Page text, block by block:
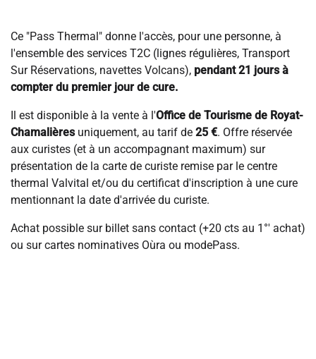
Ce "Pass Thermal" donne l'accès, pour une personne, à
l'ensemble des services T2C (lignes régulières, Transport
Sur Réservations, navettes Volcans), pendant 21 jours à
compter du premier jour de cure.
Il est disponible à la vente à l'Office de Tourisme de Royat-
Chamalièresuniquement, au tarif de 25 €. Offre réservée
aux curistes (et à un accompagnant maximum) sur
présentation de la carte de curiste remise par le centre
thermal Valvital et/ou du certificat d'inscription à une cure
mentionnant la date d'arrivée du curiste.
Achat possible sur billet sans contact (+20 cts au 1°' achat)
ou sur cartes nominatives Oùra ou modePass.